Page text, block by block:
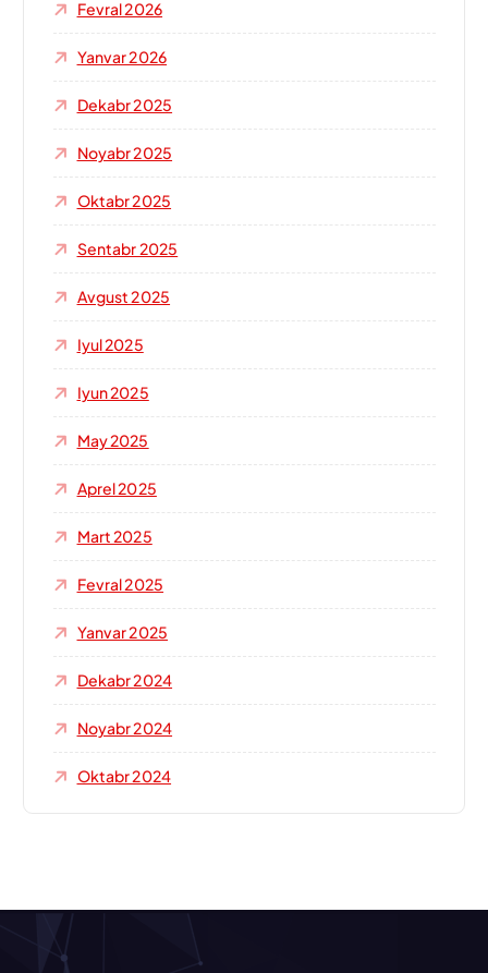
Fevral 2026
Yanvar 2026
Dekabr 2025
Noyabr 2025
Oktabr 2025
Sentabr 2025
Avgust 2025
Iyul 2025
Iyun 2025
May 2025
Aprel 2025
Mart 2025
Fevral 2025
Yanvar 2025
Dekabr 2024
Noyabr 2024
Oktabr 2024